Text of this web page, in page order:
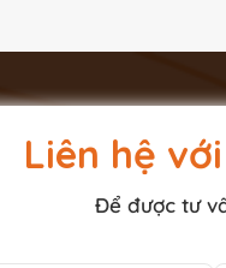
Liên hệ
Để được tư